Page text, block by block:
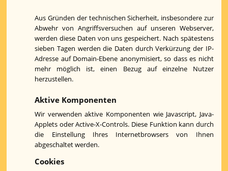
Aus Gründen der technischen Sicherheit, insbesondere zur
Abwehr von Angriffsversuchen auf unseren Webserver,
werden diese Daten von uns gespeichert. Nach spätestens
sieben Tagen werden die Daten durch Verkürzung der IP-
Adresse auf Domain-Ebene anonymisiert, so dass es nicht
mehr möglich ist, einen Bezug auf einzelne Nutzer
herzustellen.
Aktive Komponenten
Wir verwenden aktive Komponenten wie Javascript, Java-
Applets oder Active-X-Controls. Diese Funktion kann durch
die Einstellung Ihres Internetbrowsers von Ihnen
abgeschaltet werden.
Cookies